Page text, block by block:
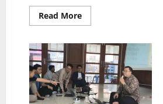
Read MoreRead
more
SDG
6,
LPMB
Unair
Tingkatkan
Sinergi
Multipihak